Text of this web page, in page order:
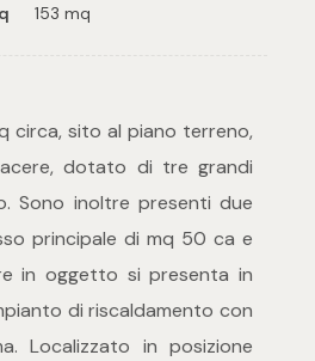
153 mq
circa, sito al piano terreno,
dotato di tre grandi
Sono inoltre presenti due
principale di mq 50 ca e
in oggetto si presenta in
di riscaldamento con
Localizzato in posizione